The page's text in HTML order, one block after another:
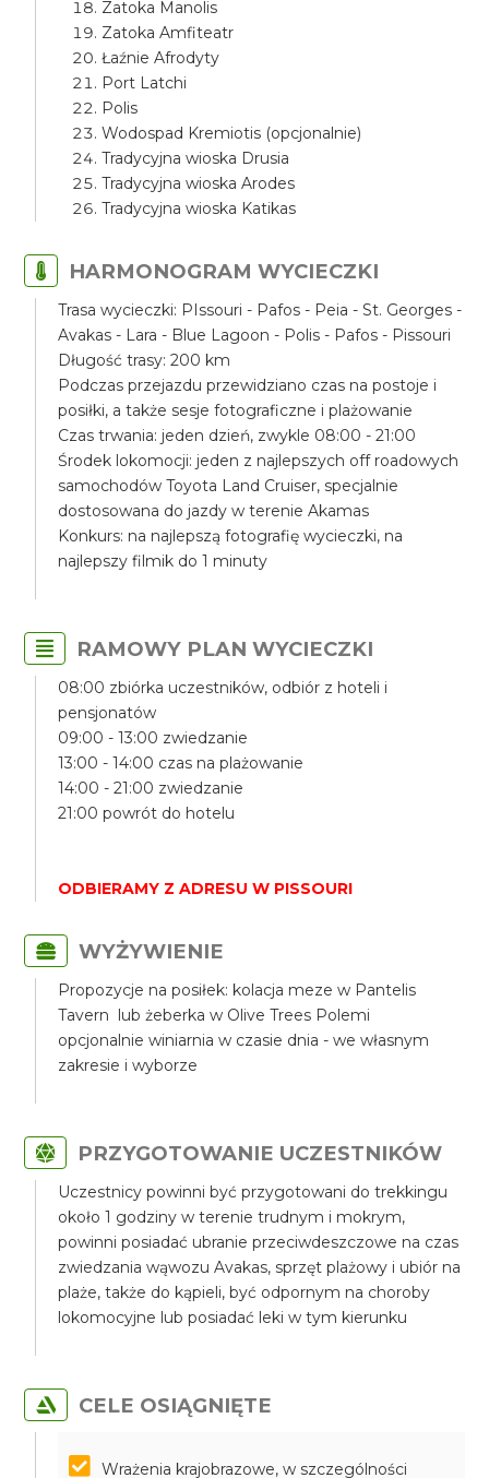
Zatoka Manolis
Zatoka Amfiteatr
Łaźnie Afrodyty
Port Latchi
Polis
Wodospad Kremiotis (opcjonalnie)
Tradycyjna wioska Drusia
Tradycyjna wioska Arodes
Tradycyjna wioska Katikas
HARMONOGRAM WYCIECZKI
Trasa wycieczki: PIssouri - Pafos - Peia - St. Georges -
Avakas - Lara - Blue Lagoon - Polis - Pafos - Pissouri
Długość trasy: 200 km
Podczas przejazdu przewidziano czas na postoje i
posiłki, a także sesje fotograficzne i plażowanie
Czas trwania: jeden dzień, zwykle 08:00 - 21:00
Środek lokomocji: jeden z najlepszych off roadowych
samochodów Toyota Land Cruiser, specjalnie
dostosowana do jazdy w terenie Akamas
Konkurs: na najlepszą fotografię wycieczki, na
najlepszy filmik do 1 minuty
RAMOWY PLAN WYCIECZKI
08:00 zbiórka uczestników, odbiór z hoteli i
pensjonatów
09:00 - 13:00 zwiedzanie
13:00 - 14:00 czas na plażowanie
14:00 - 21:00 zwiedzanie
21:00 powrót do hotelu
ODBIERAMY Z ADRESU W PISSOURI
WYŻYWIENIE
Propozycje na posiłek: kolacja meze w Pantelis
Tavern lub żeberka w Olive Trees Polemi
opcjonalnie winiarnia w czasie dnia - we własnym
zakresie i wyborze
PRZYGOTOWANIE UCZESTNIKÓW
Uczestnicy powinni być przygotowani do trekkingu
około 1 godziny w terenie trudnym i mokrym,
powinni posiadać ubranie przeciwdeszczowe na czas
zwiedzania wąwozu Avakas, sprzęt plażowy i ubiór na
plaże, także do kąpieli, być odpornym na choroby
lokomocyjne lub posiadać leki w tym kierunku
CELE OSIĄGNIĘTE
Wrażenia krajobrazowe, w szczególności